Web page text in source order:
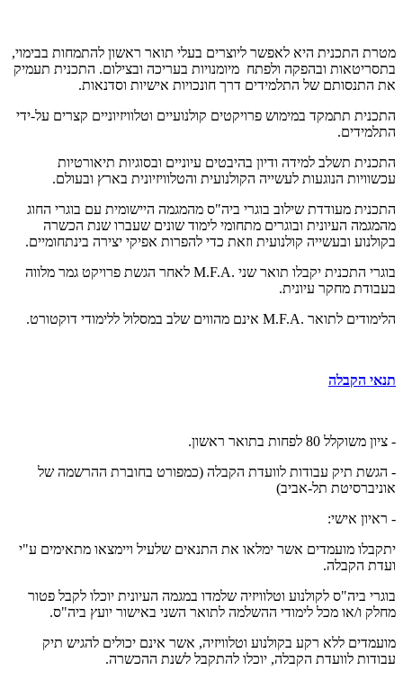
מטרת התכנית היא לאפשר ליוצרים בעלי תואר ראשון להתמחות בבימוי,
בתסריטאות ובהפקה ולפתח מיומנויות בעריכה ובצילום. התכנית תעמיק
את התנסותם של התלמידים דרך חונכויות אישיות וסדנאות.
התכנית תתמקד במימוש פרויקטים קולנועיים וטלוויזיוניים קצרים על-ידי
התלמידים.
התכנית תשלב למידה ודיון בהיבטים עיוניים ובסוגיות תיאורטיות
עכשוויות הנוגעות לעשייה הקולנועית והטלוויזיונית בארץ ובעולם.
התכנית מעודדת שילוב בוגרי ביה"ס מהמגמה היישומית עם בוגרי החוג
מהמגמה העיונית ובוגרים מתחומי לימוד שונים שעברו שנת הכשרה
בקולנוע ובעשייה קולנועית וזאת כדי להפרות אפיקי יצירה בינתחומיים.
בוגרי התכנית יקבלו תואר שני .M.F.A לאחר הגשת פרויקט גמר מלווה
בעבודת מחקר עיונית.
הלימודים לתואר .M.F.A אינם מהווים שלב במסלול ללימודי דוקטורט.
תנאי הקבלה
- ציון משוקלל 80 לפחות בתואר ראשון.
- הגשת תיק עבודות לוועדת הקבלה (כמפורט בחוברת ההרשמה של
אוניברסיטת תל-אביב)
- ראיון אישי:
יתקבלו מועמדים אשר ימלאו את התנאים שלעיל ויימצאו מתאימים ע"י
ועדת הקבלה.
בוגרי ביה"ס לקולנוע וטלוויזיה שלמדו במגמה העיונית יוכלו לקבל פטור
מחלק ו/או מכל לימודי ההשלמה לתואר השני באישור יועץ ביה"ס.
מועמדים ללא רקע בקולנוע וטלוויזיה, אשר אינם יכולים להגיש תיק
עבודות לוועדת הקבלה, יוכלו להתקבל לשנת ההכשרה.